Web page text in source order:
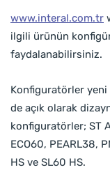
www.interal.com.tr
ilgili ürünün
faydalanabilirsiniz.
Konfiguratörler
de açık olarak
konfiguratörler; ST
ECO60, PEARL38,
HS ve SL60 HS.